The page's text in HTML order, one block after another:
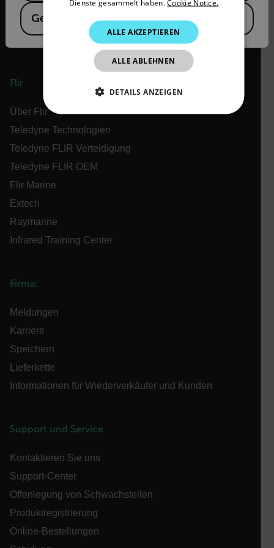
Flir
Über Flir
Teledyne Technologien
Teledyne FLIR Verteidigung
Teledyne FLIR OEM
Flir Marine
Extech
Raymarine
Infrared Training Center
Firma:
Meldungen
Karriere
Speichern
Lieferkette
Informationen für Wiederverkäufer und Kunden
Support und Service
Kontaktieren Sie uns
Support-Center
Offenlegung von Schwachstellen
Produktregistrierung
Online-Bestellungen
Germany KOREAN
JAPANESE
CHINESE
Dienste gesammelt haben.Cookie Notice.
ALLE AKZEPTIEREN
ALLE ABLEHNEN
DETAILS ANZEIGEN
PERFORMANCE
Unbedingt erforderlich
cart_products_skus
cashrun_site_id